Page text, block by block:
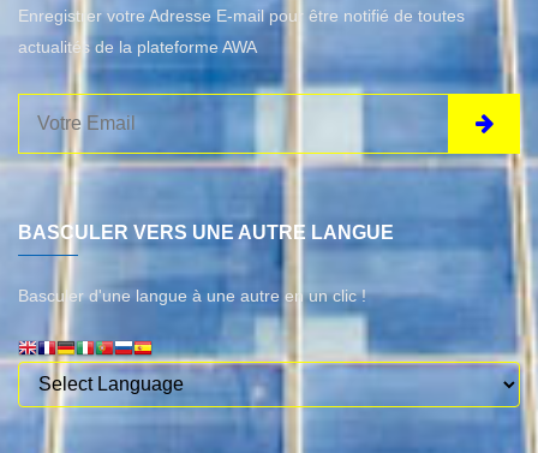
Enregistrer votre Adresse E-mail pour être notifié de toutes
actualités de la plateforme AWA
BASCULER VERS UNE AUTRE LANGUE
Basculer d'une langue à une autre en un clic !